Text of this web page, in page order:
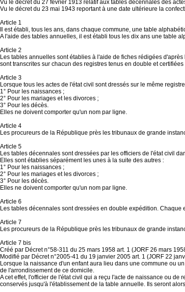
Vu le décret du 27 février 1913 relatif aux tables décennales des
Vu le décret du 23 mai 1943 reportant à une date ultérieure la
Article 1
Il est établi, tous les ans, dans chaque commune, une table
A l'aide des tables annuelles, il est établi tous les dix ans une table
Article 2
Les tables annuelles sont établies à l'aide de fiches rédigées
sont transcrites sur chacun des registres tenus en double et
Article 3
Lorsque tous les actes de l'état civil sont dressés sur le même
1° Pour les naissances ;
2° Pour les mariages et les divorces ;
3° Pour les décès.
Elles ne doivent comporter qu'un nom par ligne.
Article 4
Les procureurs de la République près les tribunaux de grande
Article 5
Les tables décennales sont dressées par les officiers de l'état civil
Elles sont établies séparément les unes à la suite des autres :
1° Pour les naissances ;
2° Pour les mariages et les divorces ;
3° Pour les décès.
Elles ne doivent comporter qu'un nom par ligne.
Article 6
Les tables décennales sont dressées en double expédition.
Article 7
Les procureurs de la République près les tribunaux de grande
Article 7 bis
Créé par Décret n°58-311 du 25 mars 1958 art. 1 (JORF 26 mars
Modifié par Décret n°2005-41 du 19 janvier 2005 art. 1 (JORF 22
Lorsque la naissance d'un enfant aura lieu dans une commune ou
de l'arrondissement de ce domicile.
A cet effet, l'officier de l'état civil qui a reçu l'acte de naissance ou
conservés jusqu'à l'établissement de la table annuelle. Ils seront